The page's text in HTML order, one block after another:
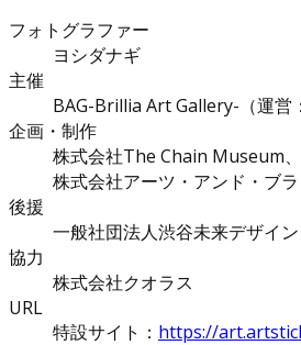
フォトグラファー
ヨシダナギ
主催
BAG-Brillia Art Gallery-（運営
企画・制作
株式会社The Chain Museum、
株式会社アーツ・アンド・ブ
後援
一般社団法人渋谷未来デザイン
協力
株式会社クオラス
URL
特設サイト： https://